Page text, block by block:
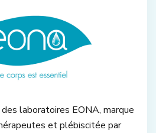
laboratoires EONA, marque
et plébiscitée par